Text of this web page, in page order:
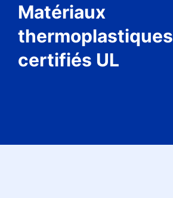
Matériaux
thermoplastiques
certifiés UL